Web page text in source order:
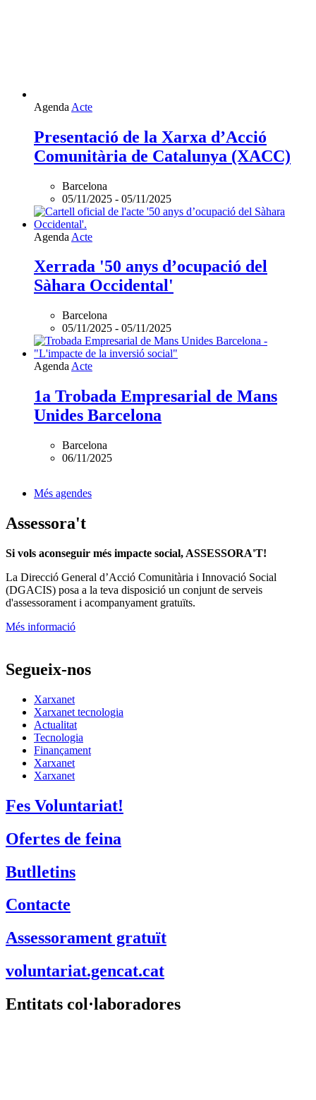
Agenda Acte
Presentació de la Xarxa d’Acció
Comunitària de Catalunya (XACC)
Barcelona
05/11/2025 - 05/11/2025
Agenda Acte
Xerrada '50 anys d’ocupació del
Sàhara Occidental'
Barcelona
05/11/2025 - 05/11/2025
Agenda Acte
1a Trobada Empresarial de Mans
Unides Barcelona
Barcelona
06/11/2025
Més agendes
Assessora't
Si vols aconseguir més impacte social, ASSESSORA'T!
La Direcció General d’Acció Comunitària i Innovació Social
(DGACIS) posa a la teva disposició un conjunt de serveis
d'assessorament i acompanyament gratuïts.
Més informació
Segueix-nos
Xarxanet
Xarxanet tecnologia
Actualitat
Tecnologia
Finançament
Xarxanet
Xarxanet
Fes Voluntariat!
Ofertes de feina
Butlletins
Contacte
Assessorament gratuït
voluntariat.gencat.cat
Entitats col·laboradores